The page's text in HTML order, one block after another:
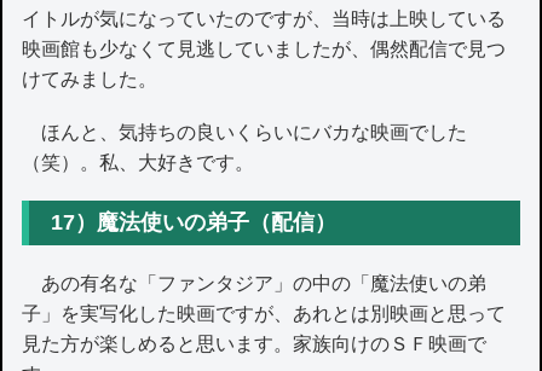
イトルが気になっていたのですが、当時は上映している
映画館も少なくて見逃していましたが、偶然配信で見つ
けてみました。
ほんと、気持ちの良いくらいにバカな映画でした
（笑）。私、大好きです。
17）魔法使いの弟子（配信）
あの有名な「ファンタジア」の中の「魔法使いの弟
子」を実写化した映画ですが、あれとは別映画と思って
見た方が楽しめると思います。家族向けのＳＦ映画で